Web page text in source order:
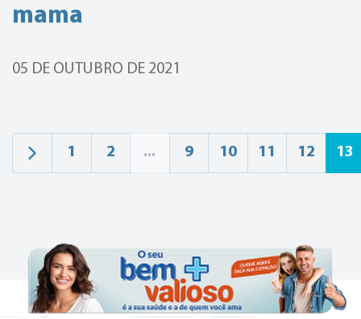
mama
05 DE OUTUBRO DE 2021
1 2 ... 9 10 11 12 13